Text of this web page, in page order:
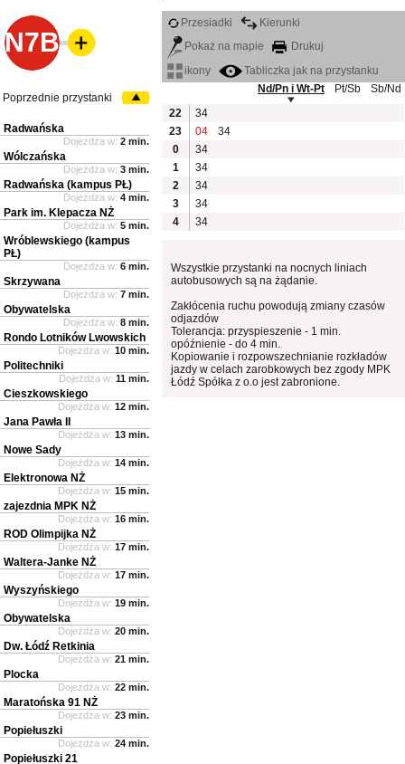
N7B
Przesiadki
Kierunki
Pokaż na mapie
Drukuj
ikony
Tabliczka jak na przystanku
Nd/Pn i Wt-Pt
Pt/Sb
Sb/Nd
22
34
23
04
34
0
34
1
34
2
34
3
34
4
34
Wszystkie przystanki na nocnych liniach
autobusowych są na żądanie.
Zakłócenia ruchu powodują zmiany czasów
odjazdów
Tolerancja: przyspieszenie - 1 min.
opóźnienie - do 4 min.
Kopiowanie i rozpowszechnianie rozkładów
jazdy w celach zarobkowych bez zgody MPK
Łódź Spółka z o.o jest zabronione.
Poprzednie przystanki
Radwańska
Dojeżdża w: 2 min.
Wólczańska
Dojeżdża w: 3 min.
Radwańska (kampus PŁ)
Dojeżdża w: 4 min.
Park im. Klepacza NŻ
Dojeżdża w: 5 min.
Wróblewskiego (kampus
PŁ)
Dojeżdża w: 6 min.
Skrzywana
Dojeżdża w: 7 min.
Obywatelska
Dojeżdża w: 8 min.
Rondo Lotników Lwowskich
Dojeżdża w: 10 min.
Politechniki
Dojeżdża w: 11 min.
Cieszkowskiego
Dojeżdża w: 12 min.
Jana Pawła II
Dojeżdża w: 13 min.
Nowe Sady
Dojeżdża w: 14 min.
Elektronowa NŻ
Dojeżdża w: 15 min.
zajezdnia MPK NŻ
Dojeżdża w: 16 min.
ROD Olimpijka NŻ
Dojeżdża w: 17 min.
Waltera-Janke NŻ
Dojeżdża w: 17 min.
Wyszyńskiego
Dojeżdża w: 19 min.
Obywatelska
Dojeżdża w: 20 min.
Dw. Łódź Retkinia
Dojeżdża w: 21 min.
Plocka
Dojeżdża w: 22 min.
Maratońska 91 NŻ
Dojeżdża w: 23 min.
Popiełuszki
Dojeżdża w: 24 min.
Popiełuszki 21